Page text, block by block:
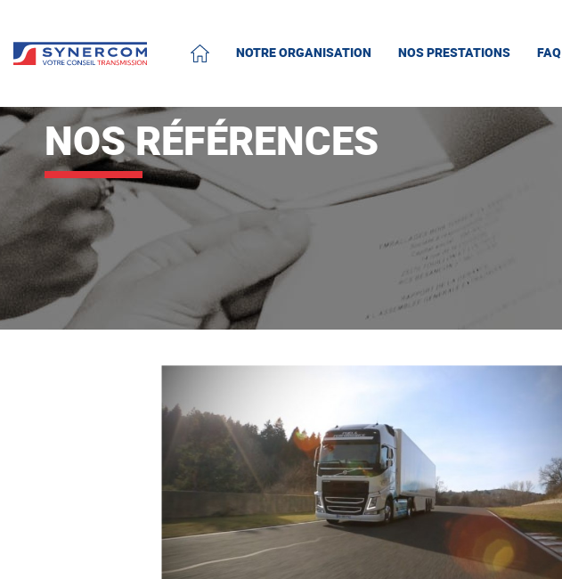
ACCUEIL
NOTRE ORGANISATION NOS PRESTATIONS FAQ
NOS RÉFÉRENCES